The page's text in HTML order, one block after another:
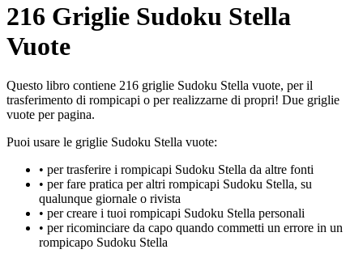
216 Griglie Sudoku Stella
Vuote
Questo libro contiene 216 griglie Sudoku Stella vuote, per il
trasferimento di rompicapi o per realizzarne di propri! Due griglie
vuote per pagina.
Puoi usare le griglie Sudoku Stella vuote:
• per trasferire i rompicapi Sudoku Stella da altre fonti
• per fare pratica per altri rompicapi Sudoku Stella, su
qualunque giornale o rivista
• per creare i tuoi rompicapi Sudoku Stella personali
• per ricominciare da capo quando commetti un errore in un
rompicapo Sudoku Stella